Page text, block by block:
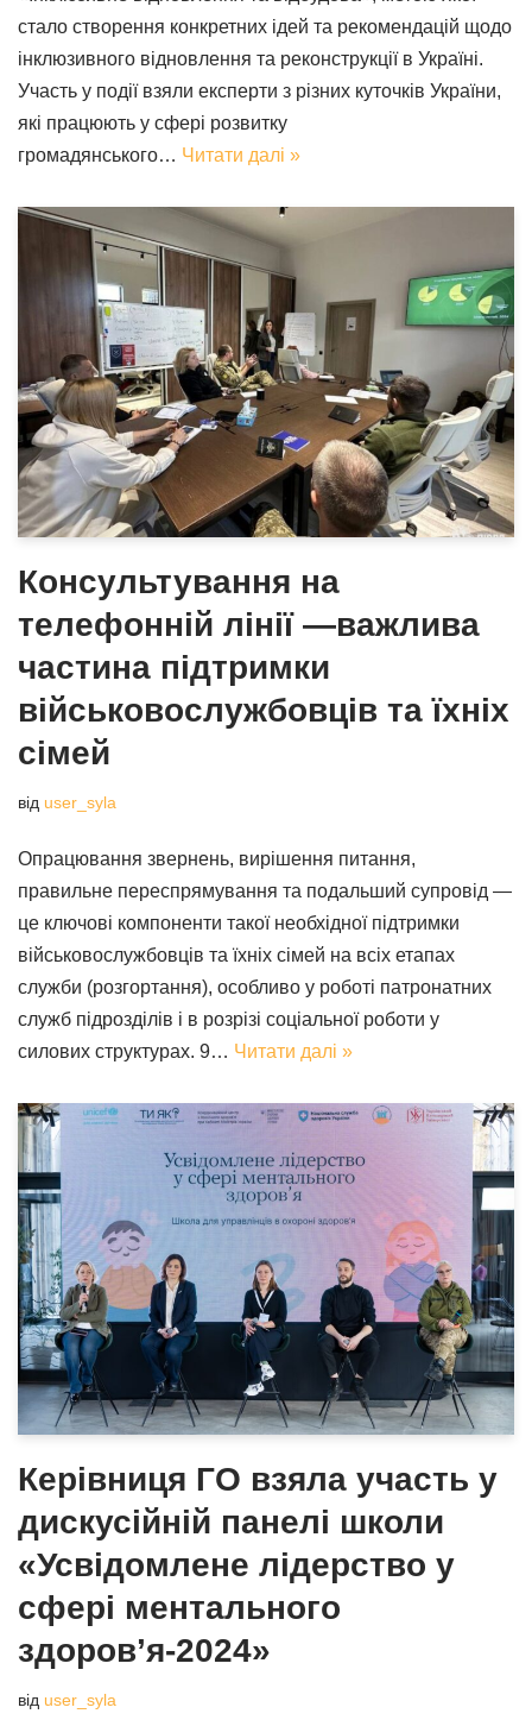
стало створення конкретних ідей та рекомендацій щодо
інклюзивного відновлення та реконструкції в Україні.
Участь у події взяли експерти з різних куточків України,
які працюють у сфері розвитку
громадянського… Читати далі »
Консультування на
телефонній лінії —важлива
частина підтримки
військовослужбовців та їхніх
сімей
від user_syla
Опрацювання звернень, вирішення питання,
правильне переспрямування та подальший супровід —
це ключові компоненти такої необхідної підтримки
військовослужбовців та їхніх сімей на всіх етапах
служби (розгортання), особливо у роботі патронатних
служб підрозділів і в розрізі соціальної роботи у
силових структурах. 9… Читати далі »
Керівниця ГО взяла участь у
дискусійній панелі школи
«Усвідомлене лідерство у
сфері ментального
здоров’я-2024»
від user_syla